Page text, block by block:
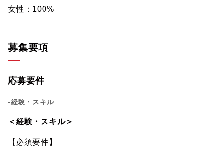
女性：100%
募集要項
応募要件
-経験・スキル
＜経験・スキル＞
【必須要件】